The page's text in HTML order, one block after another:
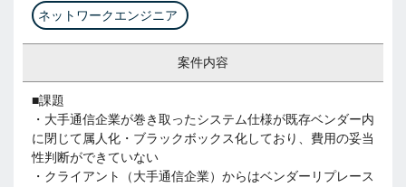
ネットワークエンジニア
案件内容
■課題
・大手通信企業が巻き取ったシステム仕様が既存ベンダー内
に閉じて属人化・ブラックボックス化しており、費用の妥当
性判断ができていない
・クライアント（大手通信企業）からはベンダーリプレース